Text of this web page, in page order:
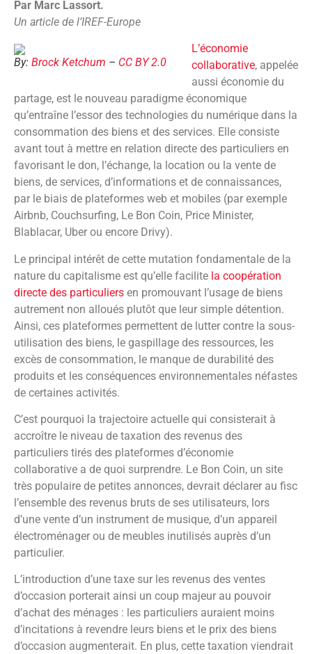
Par Marc Lassort.
Un article de l’IREF-Europe
By: Brock Ketchum – CC BY 2.0
L’économie
collaborative, appelée
aussi économie du
partage, est le nouveau paradigme économique
qu’entraîne l’essor des technologies du numérique dans la
consommation des biens et des services. Elle consiste
avant tout à mettre en relation directe des particuliers en
favorisant le don, l’échange, la location ou la vente de
biens, de services, d’informations et de connaissances,
par le biais de plateformes web et mobiles (par exemple
Airbnb, Couchsurfing, Le Bon Coin, Price Minister,
Blablacar, Uber ou encore Drivy).
Le principal intérêt de cette mutation fondamentale de la
nature du capitalisme est qu’elle facilite la coopération
directe des particuliers en promouvant l’usage de biens
autrement non alloués plutôt que leur simple détention.
Ainsi, ces plateformes permettent de lutter contre la sous-
utilisation des biens, le gaspillage des ressources, les
excès de consommation, le manque de durabilité des
produits et les conséquences environnementales néfastes
de certaines activités.
C’est pourquoi la trajectoire actuelle qui consisterait à
accroître le niveau de taxation des revenus des
particuliers tirés des plateformes d’économie
collaborative a de quoi surprendre. Le Bon Coin, un site
très populaire de petites annonces, devrait déclarer au fisc
l’ensemble des revenus bruts de ses utilisateurs, lors
d’une vente d’un instrument de musique, d’un appareil
électroménager ou de meubles inutilisés auprès d’un
particulier.
L’introduction d’une taxe sur les revenus des ventes
d’occasion porterait ainsi un coup majeur au pouvoir
d’achat des ménages : les particuliers auraient moins
d’incitations à revendre leurs biens et le prix des biens
d’occasion augmenterait. En plus, cette taxation viendrait